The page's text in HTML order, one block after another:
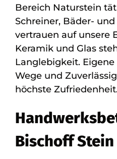
Bereich Naturstein
Schreiner, Bäder-
vertrauen auf unsere
Keramik und Glas
Langlebigkeit.
Wege und
höchste
Bischoff Stein